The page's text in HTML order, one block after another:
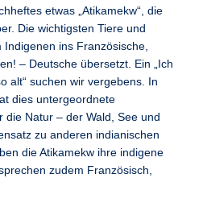
etwas „Atikamekw“, die
Die wichtigsten Tiere und
ins Französische,
– Deutsche übersetzt. Ein „Ich
alt“ suchen wir vergebens. In
dies untergeordnete
die Natur – der Wald, See und
zu anderen indianischen
die Atikamekw ihre indigene
zudem Französisch,